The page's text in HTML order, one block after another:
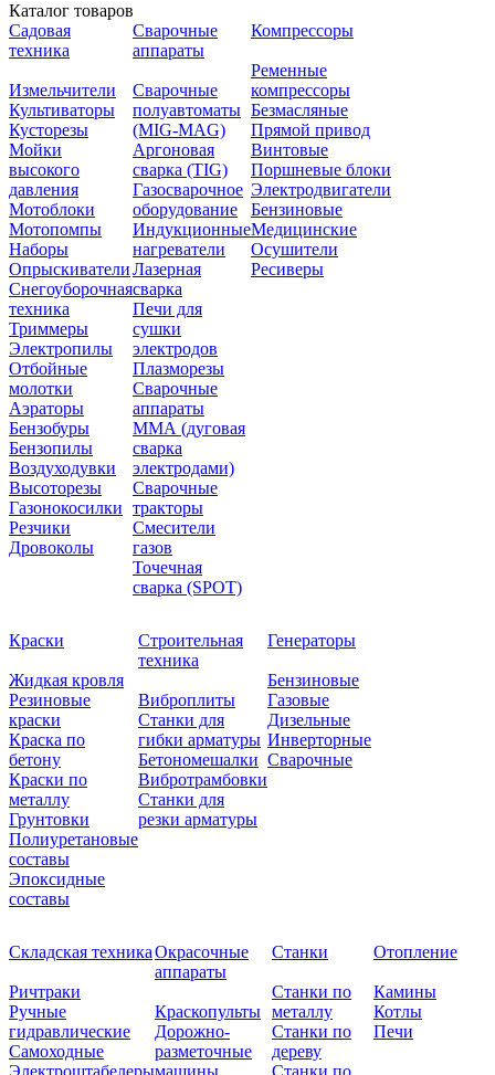
Каталог товаров
Садовая
техника
Измельчители
Культиваторы
Кусторезы
Мойки
высокого
давления
Мотоблоки
Мотопомпы
Наборы
Опрыскиватели
Снегоуборочная
техника
Триммеры
Электропилы
Отбойные
молотки
Аэраторы
Бензобуры
Бензопилы
Воздуходувки
Высоторезы
Газонокосилки
Резчики
Дровоколы
Сварочные
аппараты
Сварочные
полуавтоматы
(MIG-MAG)
Аргоновая
сварка (TIG)
Газосварочное
оборудование
Индукционные
нагреватели
Лазерная
сварка
Печи для
сушки
электродов
Плазморезы
Сварочные
аппараты
ММА (дуговая
сварка
электродами)
Сварочные
тракторы
Смесители
газов
Точечная
сварка (SPOT)
Компрессоры
Ременные
компрессоры
Безмасляные
Прямой привод
Винтовые
Поршневые блоки
Электродвигатели
Бензиновые
Медицинские
Осушители
Ресиверы
Краски
Жидкая кровля
Резиновые
краски
Краска по
бетону
Краски по
металлу
Грунтовки
Полиуретановые
составы
Эпоксидные
составы
Строительная
техника
Виброплиты
Станки для
гибки арматуры
Бетономешалки
Вибротрамбовки
Станки для
резки арматуры
Генераторы
Бензиновые
Газовые
Дизельные
Инверторные
Сварочные
Складская техника
Ричтраки
Ручные
гидравлические
Самоходные
Окрасочные
аппараты
Краскопульты
Дорожно-
разметочные
Станки
Станки по
металлу
Станки по
дереву
Отопление
Камины
Котлы
Печи